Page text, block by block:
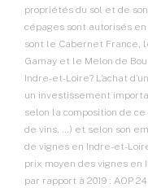
propriétés du sol et de
cépages sont autorisés
sont le Cabernet France,
Gamay et le Melon de
Indre-et-Loire? L’achat
un investissement
selon la composition de
de vins, …) et selon son
de vignes en Indre-et-
prix moyen des vignes en
par rapport à 2019 : AOP